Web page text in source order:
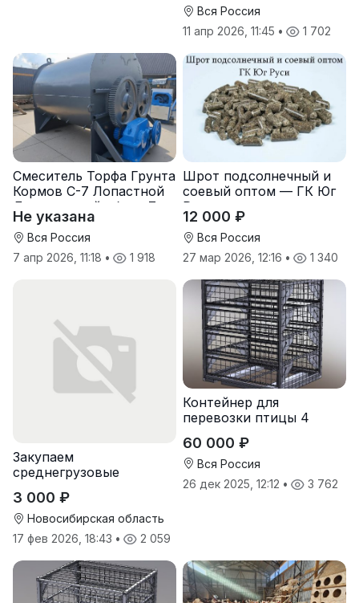
Вся Россия
11 апр 2026, 11:45 • 1 702
Смеситель Торфа Грунта
Кормов С-7 Лопастной
Двухвальный обьем 7
м3
Не указана
Вся Россия
7 апр 2026, 11:18 • 1 918
Шрот подсолнечный и
соевый оптом — ГК Юг
Руси
12 000 ₽
Вся Россия
27 мар 2026, 12:16 • 1 340
Закупаем
среднегрузовые
консоли и легкие
стеллажи
3 000 ₽
Новосибирская область
17 фев 2026, 18:43 • 2 059
Контейнер для
перевозки птицы 4
60 000 ₽
Вся Россия
26 дек 2025, 12:12 • 3 762